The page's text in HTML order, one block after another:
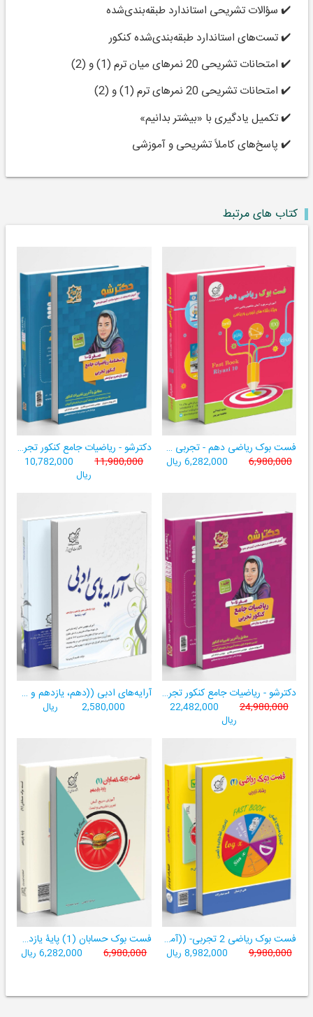
✔️ سؤالات تشریحی استاندارد طبقه‌بندی‌شده
✔️ تست‌های استاندارد طبقه‌بندی‌شده کنکور
✔️ امتحانات تشریحی 20 نمره­ای میان ترم (1) و (2)
✔️ امتحانات تشریحی 20 نمره­ای ترم (1) و (2)
✔️ تکمیل یادگیری با «بیشتر بدانیم»
✔️ پاسخ‌های کاملاً تشریحی و آموزشی
کتاب های مرتبط
فست بوک ریاضی دهم - تجربی و ریاضی ((آموزش سریع، آسان و کامل ریاضی پایۀ دهم))
6,980,000 6,282,000 ریال
دکترشو - ریاضیات جامع کنکور تجربی - دهم،یازدهم،دوازدهم - جلد دو (پاسخنامه)
11,980,000
10,782,000
ریال
دکترشو - ریاضیات جامع کنکور تجربی - دهم،یازدهم،دوازدهم - جلد یک (درسنامه، تست، آزمون)
24,980,000
22,482,000
ریال
آرایه‌های ادبی ((دهم، یازدهم و دوازدهم کلیه رشته‌‌ها))
2,580,000 ریال
فست بوک ریاضی 2 تجربی- ((آموزش سریع، آسان و کامل ریاضی پایۀ یازدهم))
9,980,000 8,982,000 ریال
فست بوک حسابان (1) پایۀ یازدهم
6,980,000 6,282,000 ریال